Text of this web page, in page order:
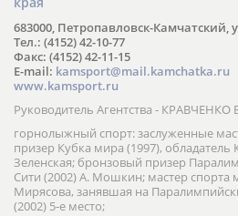
683000, Петропавловск-Камчатский,
Тел.: (4152) 42-10-77
Факс: (4152) 42-11-15
E-mail: kamsport@mail.kamchatka.ru
www.kamsport.ru
Руководитель Агентства - КРАВЧЕНКО
горнолыжный спорт: заслуженные
призер Кубка мира (1997), обладатель
Зеленская; бронзовый призер
Сити (2002) А. Мошкин; мастер спорта
Мирясова, занявшая на
(2002) 5-е место;